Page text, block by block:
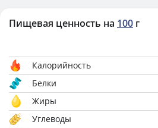
Пищевая ценность на 100 г
Калорийность
Белки
Жиры
Углеводы